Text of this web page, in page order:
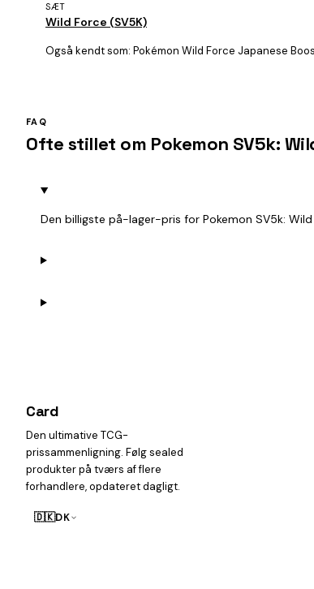
SÆT
Wild Force (SV5K)
Også kendt som: Pokémon Wild Force Japanese
FAQ
Ofte stillet om Pokemon SV5k:
Den billigste på-lager-pris for Pokemon SV5k:
Card
Den ultimative TCG-
prissammenligning. Følg sealed
produkter på tværs af flere
forhandlere, opdateret dagligt.
🇩🇰DK